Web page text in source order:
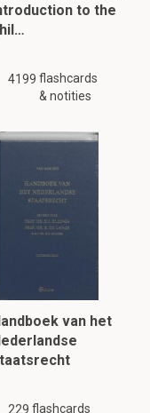
to the
4199 flashcards
& notities
van het
229 flashcards